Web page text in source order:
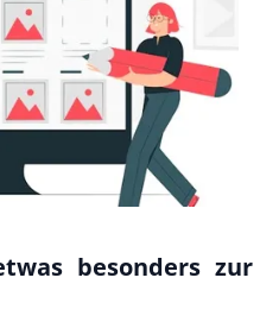
besonders zur